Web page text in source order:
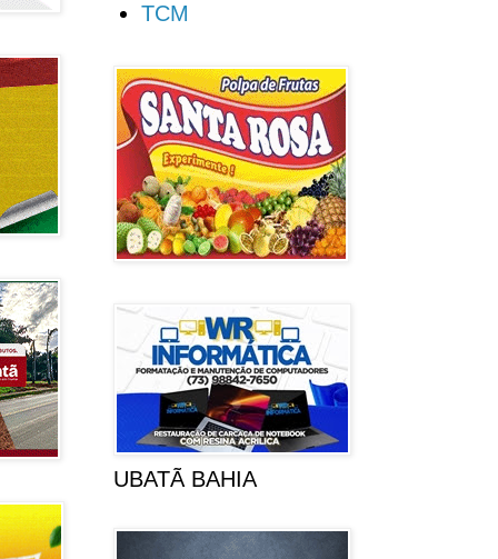
TCM
UBATÃ BAHIA